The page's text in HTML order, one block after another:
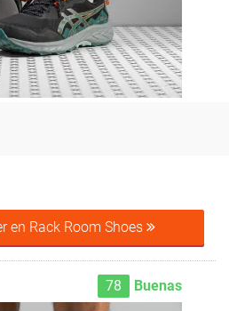
en Rack Room Shoes
78 Buenas